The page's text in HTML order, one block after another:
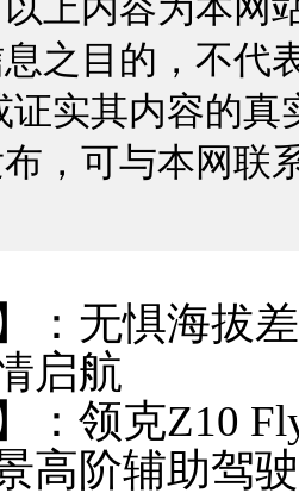
之目的，不代
证实其内容的
，可与本网联
： 无惧海拔
启航
： 领克Z10
高阶辅助驾